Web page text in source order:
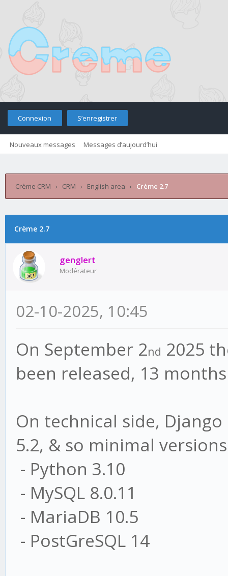
Connexion S’enregistrer
Nouveaux messages Messages d’aujourd’hui
Crème CRM › CRM › English area › Crème 2.7
Crème 2.7
genglert
Modérateur
02-10-2025, 10:45
On September 2nd 2025
been released, 13
On technical side,
5.2, & so minimal
- Python 3.10
- MySQL 8.0.11
- MariaDB 10.5
- PostGreSQL 14